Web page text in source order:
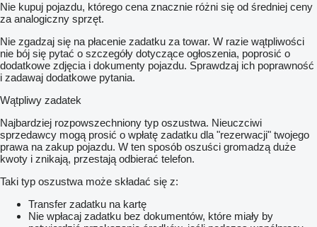
Nie kupuj pojazdu, którego cena znacznie różni się od średniej ceny
za analogiczny sprzęt.
Nie zgadzaj się na płacenie zadatku za towar. W razie wątpliwości
nie bój się pytać o szczegóły dotyczące ogłoszenia, poprosić o
dodatkowe zdjęcia i dokumenty pojazdu. Sprawdzaj ich poprawność
i zadawaj dodatkowe pytania.
Wątpliwy zadatek
Najbardziej rozpowszechniony typ oszustwa. Nieuczciwi
sprzedawcy mogą prosić o wpłatę zadatku dla "rezerwacji" twojego
prawa na zakup pojazdu. W ten sposób oszuści gromadzą duże
kwoty i znikają, przestają odbierać telefon.
Taki typ oszustwa może składać się z:
Transfer zadatku na kartę
Nie wpłacaj zadatku bez dokumentów, które miały by